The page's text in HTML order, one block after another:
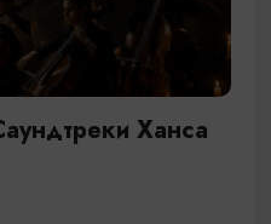
Ханса